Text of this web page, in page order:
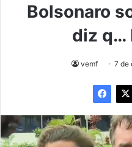
Bolsonaro
diz q…
vemf 7 de